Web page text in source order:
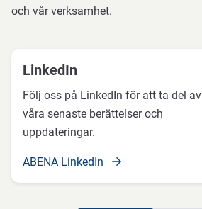
och vår verksamhet.
LinkedIn
Följ oss på LinkedIn för att ta del av
våra senaste berättelser och
uppdateringar.
ABENA LinkedIn